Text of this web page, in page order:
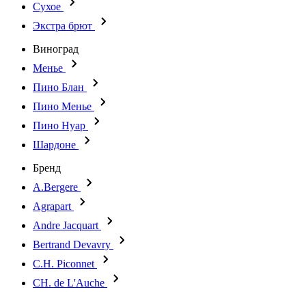
Сухое
Экстра брют
Виноград
Менье
Пино Блан
Пино Менье
Пино Нуар
Шардоне
Бренд
A.Bergere
Agrapart
Andre Jacquart
Bertrand Devavry
C.H. Piconnet
CH. de L'Auche